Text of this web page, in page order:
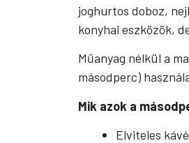
joghurtos doboz,
konyhai eszközök,
Műanyag nélkül a
másodperc)
Mik azok a
Elviteles